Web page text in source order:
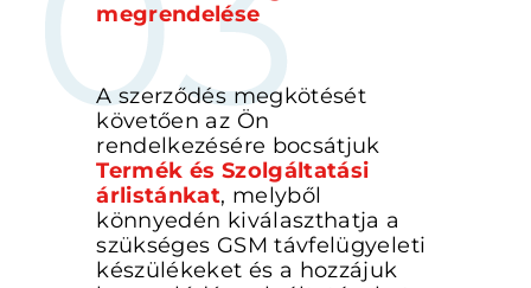
megrendelése
A szerződés megkötését
követően az Ön
rendelkezésére bocsátjuk
Termék és Szolgáltatási
árlistánkat, melyből
könnyedén kiválaszthatja a
szükséges GSM távfelügyeleti
készülékeket és a hozzájuk